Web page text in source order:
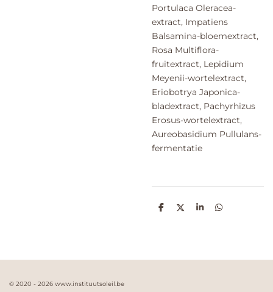
Portulaca Oleracea-
extract, Impatiens
Balsamina-bloemextract,
Rosa Multiflora-
fruitextract, Lepidium
Meyenii-wortelextract,
Eriobotrya Japonica-
bladextract, Pachyrhizus
Erosus-wortelextract,
Aureobasidium Pullulans-
fermentatie
D
D
S
D
© 2020 - 2026 www.instituutsoleil.be